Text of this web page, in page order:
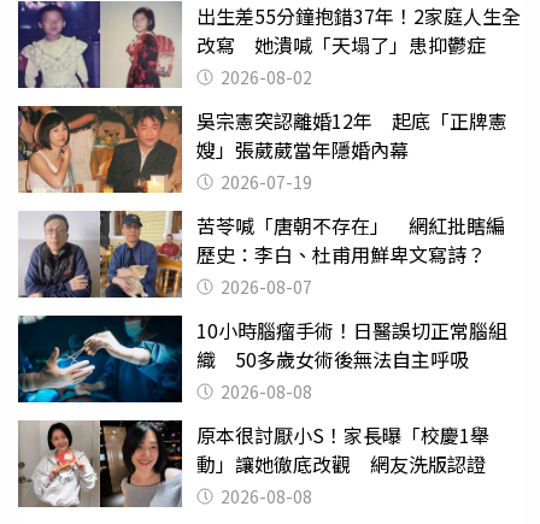
出生差55分鐘抱錯37年！2家庭人生全
改寫 她潰喊「天塌了」患抑鬱症
2026-08-02
吳宗憲突認離婚12年 起底「正牌憲
嫂」張葳葳當年隱婚內幕
2026-07-19
苦苓喊「唐朝不存在」 網紅批瞎編
歷史：李白、杜甫用鮮卑文寫詩？
2026-08-07
10小時腦瘤手術！日醫誤切正常腦組
織 50多歲女術後無法自主呼吸
2026-08-08
原本很討厭小S！家長曝「校慶1舉
動」讓她徹底改觀 網友洗版認證
2026-08-08